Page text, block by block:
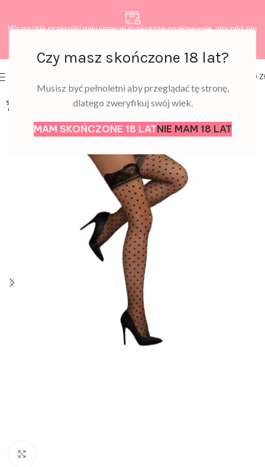
Czy masz skończone 18 lat?
Musisz być pełnoletni aby przeglądać tę stronę,
dlatego zweryfikuj swój wiek.
MAM SKOŃCZONE 18 LATNIE MAM 18 LAT
Wszystkie przesyłki pakujemy w dyskretne opakowanie, aby nikt nie
0,00
SOLD
OUT